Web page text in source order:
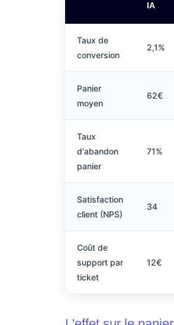
IA
Taux de
conversion
2,1%
Panier
moyen
62€
Taux
d'abandon
panier
71%
Satisfaction
client (NPS)
34
Coût de
support par
ticket
12€